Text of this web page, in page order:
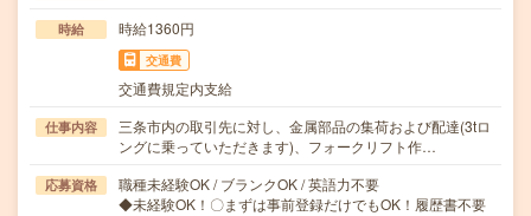
時給 時給1360円
交通費
交通費規定内支給
仕事内容
三条市内の取引先に対し、金属部品の集荷および配達(3tロ
ングに乗っていただきます)、フォークリフト作…
応募資格
職種未経験OK / ブランクOK / 英語力不要
◆未経験OK！〇まずは事前登録だけでもOK！履歴書不要